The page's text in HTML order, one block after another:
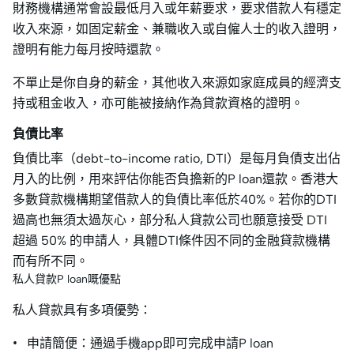
財務機構通常會設最低月入或年薪要求，要求借款人有穩定
收入來源，如固定薪金、兼職收入或自僱人士的收入證明，
證明有能力每月按時還款。
不單止是你自身的薪金，其他收入來源如家庭成員的經濟支
持或租金收入，亦可能被接納作為貸款資格的證明。
負債比率
負債比率（debt-to-income ratio, DTI）是每月負債支出佔
月入的比例，用來評估你能否負擔新的P loan還款。香港大
多數貸款機構期望借款人的負債比率低於40%。若你的DTI
過高也無須太過灰心，部分私人貸款公司也願意接受 DTI
超過 50% 的申請人，具體DTI條件因不同的金融貸款機構
而有所不同。
私人貸款P loan嘅優點
私人貸款具有多項優勢：
• 申請簡便：通過手機app即可完成申請P loan